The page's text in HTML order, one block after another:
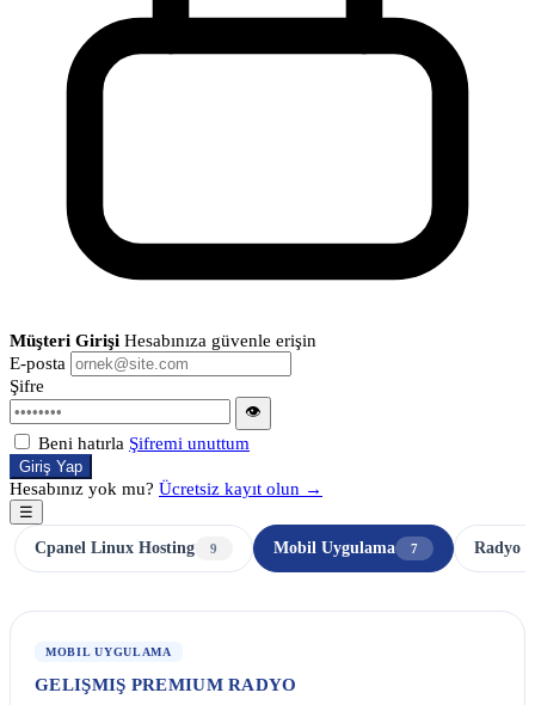
Müşteri Girişi Hesabınıza güvenle erişin
E-posta
Şifre
👁
Beni hatırla Şifremi unuttum
Giriş Yap
Hesabınız yok mu? Ücretsiz kayıt olun →
☰
Cpanel Linux Hosting
9 Mobil Uygulama 7 Radyo
MOBIL UYGULAMA
GELIŞMIŞ PREMIUM RADYO